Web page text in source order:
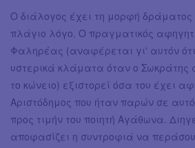
Ο διάλογος έχει τη μορφή δράματος
πλάγιο λόγο. Ο πραγματικός
Φαληρέας (αναφέρεται γι' αυτόν
υστερικά κλάματα όταν ο Σωκράτης
το κώνειο) εξιστορεί όσα του έχει
Αριστόδημος που ήταν παρών σε αυτό
προς τιμήν του ποιητή Αγάθωνα.
αποφασίζει η συντροφιά να